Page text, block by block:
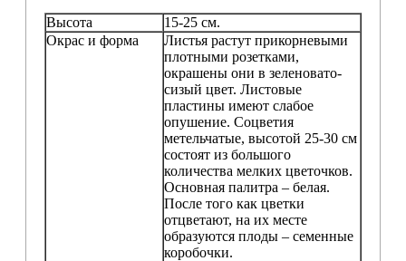
Высота
15-25 см.
Окрас и форма
Листья растут прикорневыми
плотными розетками,
окрашены они в зеленовато-
сизый цвет. Листовые
пластины имеют слабое
опушение. Соцветия
метельчатые, высотой 25-30 см
состоят из большого
количества мелких цветочков.
Основная палитра – белая.
После того как цветки
отцветают, на их месте
образуются плоды – семенные
коробочки.